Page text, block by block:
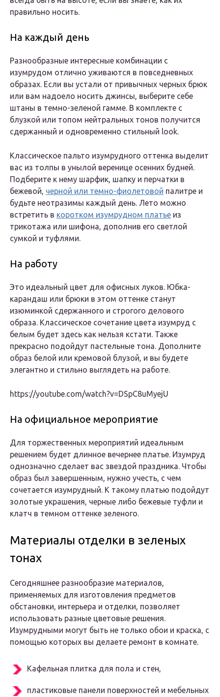
правильно носить.
На каждый день
Разнообразные интересные комбинации с
изумрудом отлично уживаются в повседневных
образах. Если вы устали от привычных черных брюк
или вам надоело носить джинсы, выберите себе
штаны в темно-зеленой гамме. В комплекте с
блузкой или топом нейтральных тонов получится
сдержанный и одновременно стильный look.
Классическое пальто изумрудного оттенка выделит
вас из толпы в унылой веренице осенних будней.
Подберите к нему шарфик, шапку и перчатки в
бежевой, черной или темно-фиолетовой палитре и
будьте неотразимы каждый день. Лето можно
встретить в коротком изумрудном платье из
трикотажа или шифона, дополнив его светлой
сумкой и туфлями.
На работу
Это идеальный цвет для офисных луков. Юбка-
карандаш или брюки в этом оттенке станут
изюминкой сдержанного и строгого делового
образа. Классическое сочетание цвета изумруд с
белым будет здесь как нельзя кстати. Также
прекрасно подойдут пастельные тона. Дополните
образ белой или кремовой блузой, и вы будете
элегантно и стильно выглядеть на работе.
https://youtube.com/watch?v=DSpC8uMyejU
На официальное мероприятие
Для торжественных мероприятий идеальным
решением будет длинное вечернее платье. Изумруд
однозначно сделает вас звездой праздника. Чтобы
образ был завершенным, нужно учесть, с чем
сочетается изумрудный. К такому платью подойдут
золотые украшения, черные либо бежевые туфли и
клатч в темном оттенке зеленого.
Материалы отделки в зеленых
тонах
Сегодняшнее разнообразие материалов,
применяемых для изготовления предметов
обстановки, интерьера и отделки, позволяет
использовать разные цветовые решения.
Изумрудными могут быть не только обои и краска, с
помощью которых вы делаете ремонт в комнате.
Кафельная плитка для пола и стен,
пластиковые панели поверхностей и мебельных